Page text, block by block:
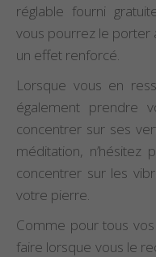
réglable fourni
vous pourrez le porter
un effet renforcé.
Lorsque vous en
également prendre
concentrer sur ses
méditation,
concentrer sur les
votre pierre.
Comme pour tous
faire lorsque vous le